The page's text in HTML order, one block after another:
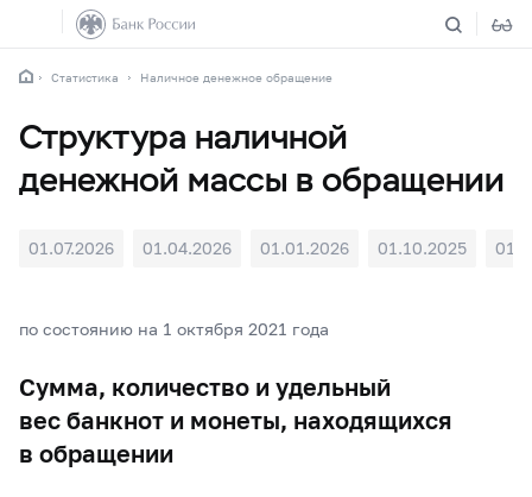
Статистика Наличное денежное обращение
Структура наличной
денежной массы в обращении
01.07.2026 01.04.2026 01.01.2026 01.10.2025
по состоянию на 1 октября 2021 года
Сумма, количество и удельный
вес банкнот и монеты, находящихся
в обращении